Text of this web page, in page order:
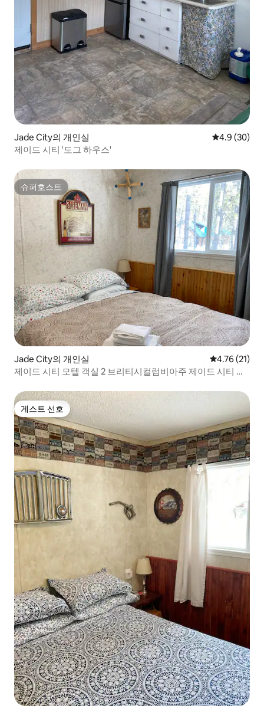
Jade City의 개인실 평점 4.9점(5
4.9 (30)
제이드 시티 '도그 하우스'
슈퍼호스트
슈퍼호스트
Jade City의 개인실 평점 4.76점
4.76 (21)
제이드 시티 모텔 객실 2 브리티시컬럼비아주 제이드 시티 여
게스트 선호
게스트 선호